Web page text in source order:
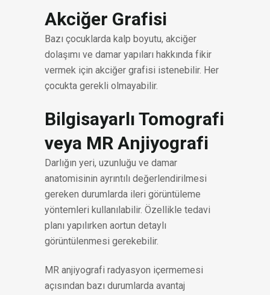
Akciğer Grafisi
Bazı çocuklarda kalp boyutu, akciğer
dolaşımı ve damar yapıları hakkında fikir
vermek için akciğer grafisi istenebilir. Her
çocukta gerekli olmayabilir.
Bilgisayarlı Tomografi
veya MR Anjiyografi
Darlığın yeri, uzunluğu ve damar
anatomisinin ayrıntılı değerlendirilmesi
gereken durumlarda ileri görüntüleme
yöntemleri kullanılabilir. Özellikle tedavi
planı yapılırken aortun detaylı
görüntülenmesi gerekebilir.
MR anjiyografi radyasyon içermemesi
açısından bazı durumlarda avantaj